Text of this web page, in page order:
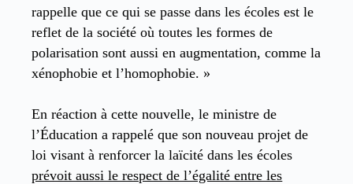
rappelle que ce qui se passe dans les écoles est le
reflet de la société où toutes les formes de
polarisation sont aussi en augmentation, comme la
xénophobie et l’homophobie. »
En réaction à cette nouvelle, le ministre de
l’Éducation a rappelé que son nouveau projet de
loi visant à renforcer la laïcité dans les écoles
prévoit aussi le respect de l’égalité entre les